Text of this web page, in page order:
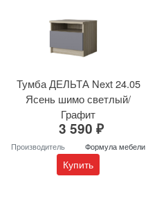
Тумба ДЕЛЬТА Next 24.05
Ясень шимо светлый/
Графит
3 590 ₽
Производитель Формула мебели
Купить